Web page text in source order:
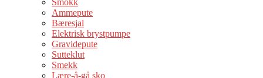
Smokk
Ammepute
Bæresjal
Elektrisk brystpumpe
Gravidepute
Sutteklut
Smekk
Lære-å-gå sko